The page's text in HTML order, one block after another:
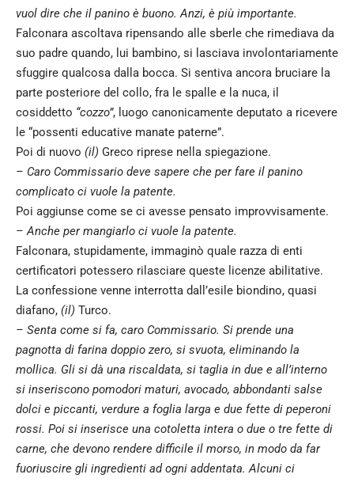
vuol dire che il panino è buono. Anzi, è più importante.
Falconara ascoltava ripensando alle sberle che rimediava da
suo padre quando, lui bambino, si lasciava involontariamente
sfuggire qualcosa dalla bocca. Si sentiva ancora bruciare la
parte posteriore del collo, fra le spalle e la nuca, il
cosiddetto “cozzo”, luogo canonicamente deputato a ricevere
le “possenti educative manate paterne”.
Poi di nuovo (il) Greco riprese nella spiegazione.
– Caro Commissario deve sapere che per fare il panino
complicato ci vuole la patente.
Poi aggiunse come se ci avesse pensato improvvisamente.
– Anche per mangiarlo ci vuole la patente.
Falconara, stupidamente, immaginò quale razza di enti
certificatori potessero rilasciare queste licenze abilitative.
La confessione venne interrotta dall’esile biondino, quasi
diafano, (il) Turco.
– Senta come si fa, caro Commissario. Si prende una
pagnotta di farina doppio zero, si svuota, eliminando la
mollica. Gli si dà una riscaldata, si taglia in due e all’interno
si inseriscono pomodori maturi, avocado, abbondanti salse
dolci e piccanti, verdure a foglia larga e due fette di peperoni
rossi. Poi si inserisce una cotoletta intera o due o tre fette di
carne, che devono rendere difficile il morso, in modo da far
fuoriuscire gli ingredienti ad ogni addentata. Alcuni ci